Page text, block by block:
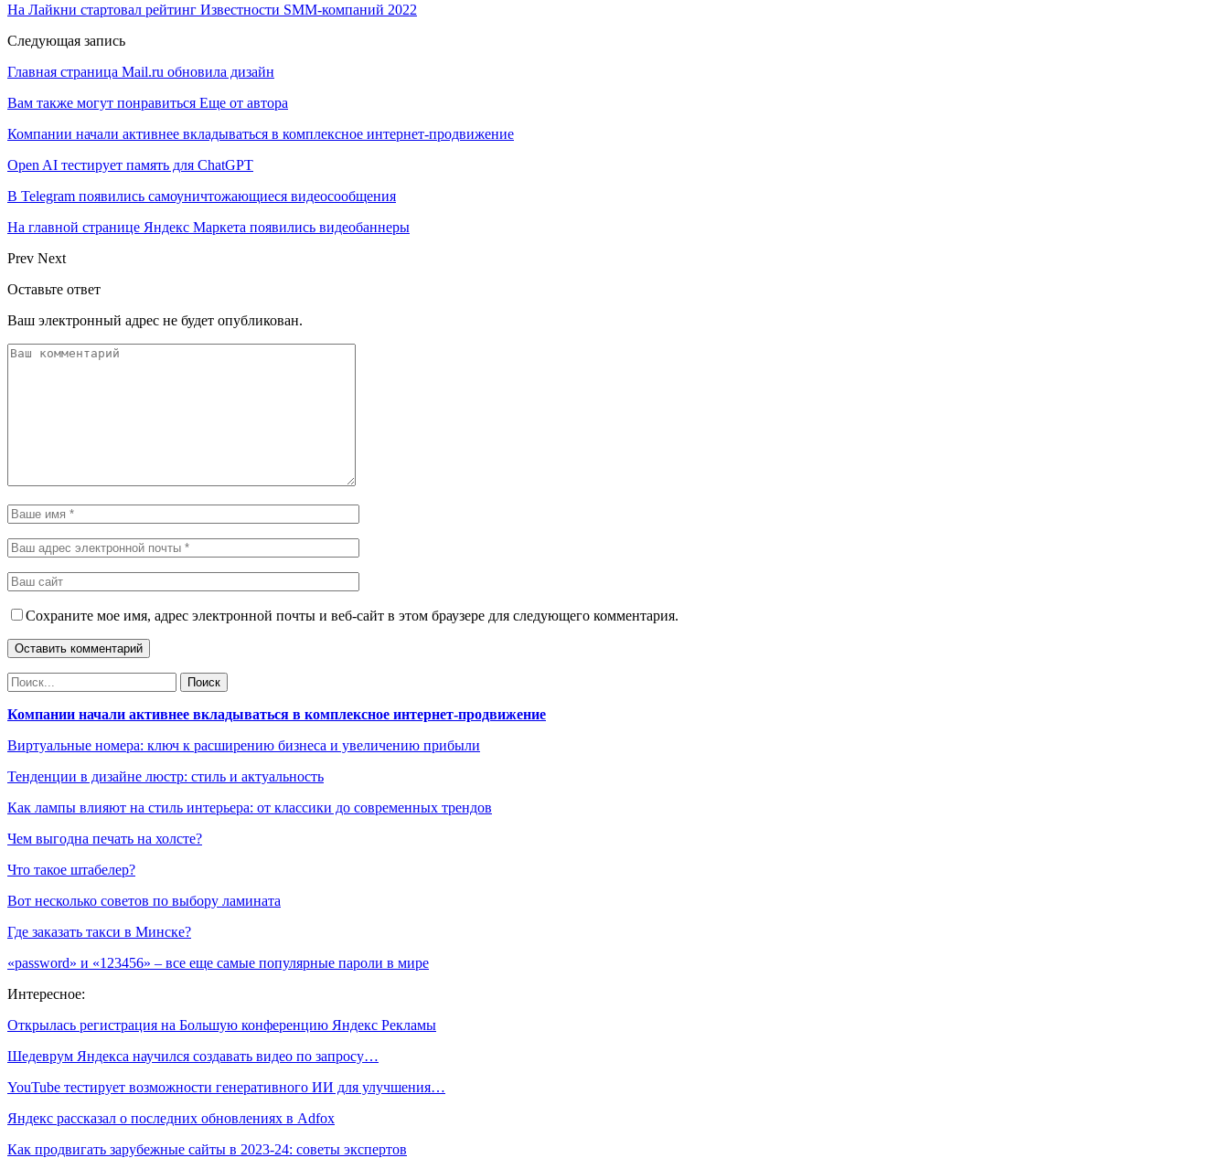
На Лайкни стартовал рейтинг Известности SMM-компаний 2022
Следующая запись
Главная страница Mail.ru обновила дизайн
Вам также могут понравиться Еще от автора
Компании начали активнее вкладываться в комплексное интернет-продвижение
Open AI тестирует память для ChatGPT
В Telegram появились самоуничтожающиеся видеосообщения
На главной странице Яндекс Маркета появились видеобаннеры
Prev Next
Оставьте ответ
Ваш электронный адрес не будет опубликован.
Сохраните мое имя, адрес электронной почты и веб-сайт в этом браузере для следующего комментария.
Компании начали активнее вкладываться в комплексное интернет-продвижение
Виртуальные номера: ключ к расширению бизнеса и увеличению прибыли
Тенденции в дизайне люстр: стиль и актуальность
Как лампы влияют на стиль интерьера: от классики до современных трендов
Чем выгодна печать на холсте?
Что такое штабелер?
Вот несколько советов по выбору ламината
Где заказать такси в Минске?
«password» и «123456» – все еще самые популярные пароли в мире
Интересное:
Открылась регистрация на Большую конференцию Яндекс Рекламы
Шедеврум Яндекса научился создавать видео по запросу…
YouTube тестирует возможности генеративного ИИ для улучшения…
Яндекс рассказал о последних обновлениях в Adfox
Как продвигать зарубежные сайты в 2023-24: советы экспертов